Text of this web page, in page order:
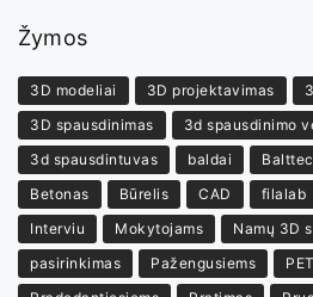
Žymos
3D modeliai 3D projektavimas
3D spausdinimas
3d spausdinimo
3d spausdintuvas
baldai
Betonas
Būrelis CAD filalab
Interviu
Mokytojams Namų 3D
pasirinkimas
Pažengusiems